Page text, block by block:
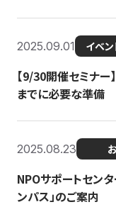
2025.09.01 イベン
【9/30開催セミナー
までに必要な準備
2025.08.23
NPOサポートセン
ンパス」のご案内